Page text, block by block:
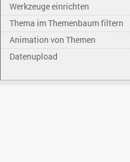
Werkzeuge einrichten
Thema im Themenbaum filtern
Animation von Themen
Datenupload